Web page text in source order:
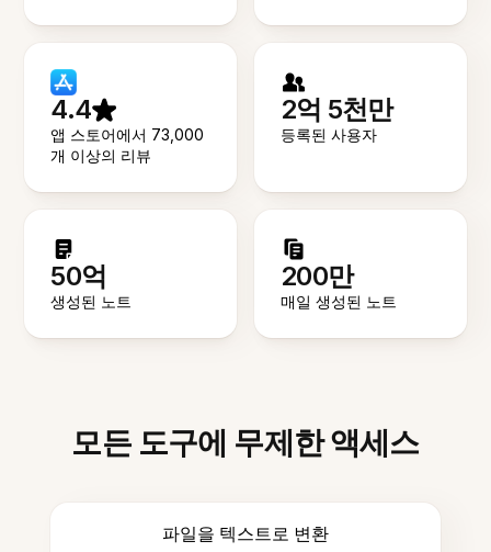
4.4
앱 스토어에서 73,000
개 이상의 리뷰
2억 5천만
등록된 사용자
50억
생성된 노트
200만
매일 생성된 노트
모든 도구에 무제한 액세스
파일을 텍스트로 변환